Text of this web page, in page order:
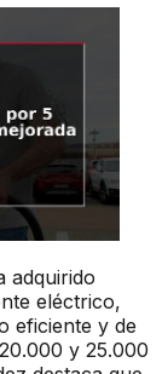
adquirido
eléctrico,
eficiente y de
y 25.000